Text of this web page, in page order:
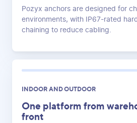
Pozyx anchors are designed for
environments, with IP67-rated
chaining to reduce cabling.
INDOOR AND OUTDOOR
One platform from
front